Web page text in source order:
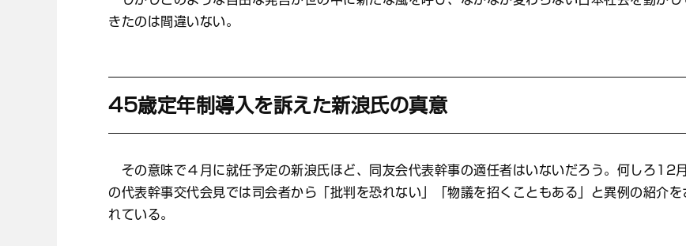
きたのは間違いない。
45歳定年制導入を訴えた新浪氏の真意
その意味で４月に就任予定の新浪氏ほど、同友会代表幹事の適任者はいないだろう。何しろ12月
の代表幹事交代会見では司会者から「批判を恐れない」「物議を招くこともある」と異例の紹介を
れている。